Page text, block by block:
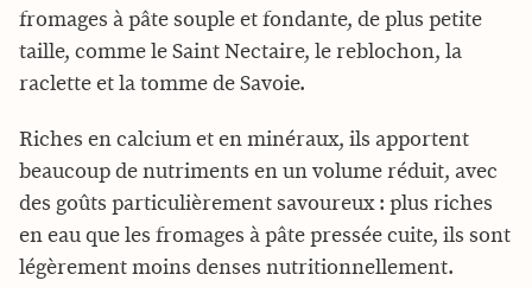
fromages à pâte souple et fondante, de plus petite
taille, comme le Saint Nectaire, le reblochon, la
raclette et la tomme de Savoie.
Riches en calcium et en minéraux, ils apportent
beaucoup de nutriments en un volume réduit, avec
des goûts particulièrement savoureux : plus riches
en eau que les fromages à pâte pressée cuite, ils sont
légèrement moins denses nutritionnellement.